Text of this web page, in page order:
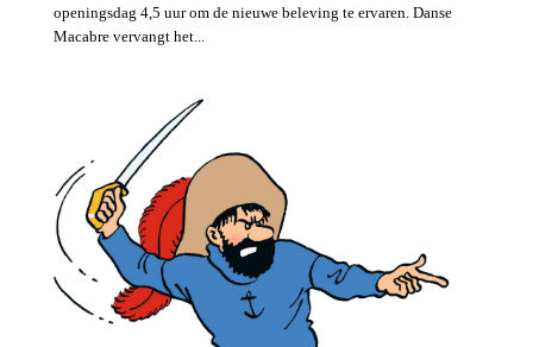
openingsdag 4,5 uur om de nieuwe beleving te ervaren. Danse
Macabre vervangt het...